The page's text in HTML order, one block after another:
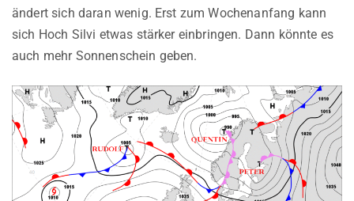
ändert sich daran wenig. Erst zum Wochenanfang kann
sich Hoch Silvi etwas stärker einbringen. Dann könnte es
auch mehr Sonnenschein geben.